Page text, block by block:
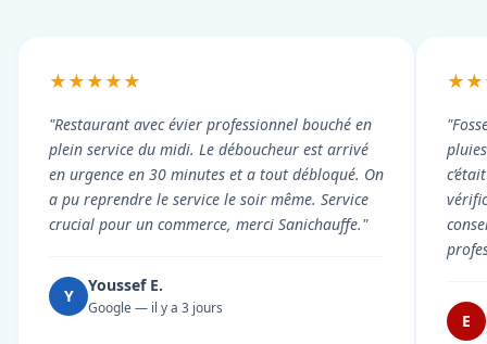
★★★★★
"Restaurant avec évier professionnel bouché en
plein service du midi. Le déboucheur est arrivé
en urgence en 30 minutes et a tout débloqué. On
a pu reprendre le service le soir même. Service
crucial pour un commerce, merci Sanichauffe."
Y
Youssef E.
Google — il y a 3 jours
E